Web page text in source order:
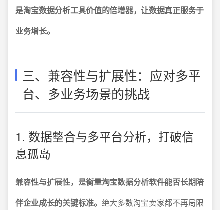
是淘宝数据分析工具价值的倍增器，让数据真正服务于
业务增长。
三、兼容性与扩展性：应对多平
台、多业务场景的挑战
1. 数据整合与多平台分析，打破信
息孤岛
兼容性与扩展性，是衡量淘宝数据分析软件能否长期陪
伴企业成长的关键标准。 绝大多数淘宝卖家都不再局限